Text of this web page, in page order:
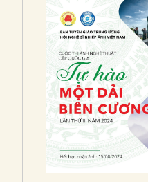
Gửi